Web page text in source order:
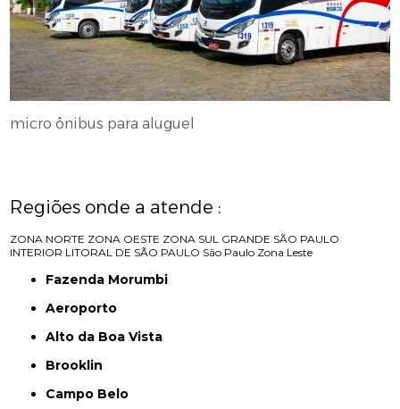
micro ônibus para aluguel
Regiões onde a atende :
ZONA NORTE ZONA OESTE ZONA SUL GRANDE SÃO PAULO
INTERIOR LITORAL DE SÃO PAULO São Paulo Zona Leste
Fazenda Morumbi
Aeroporto
Alto da Boa Vista
Brooklin
Campo Belo